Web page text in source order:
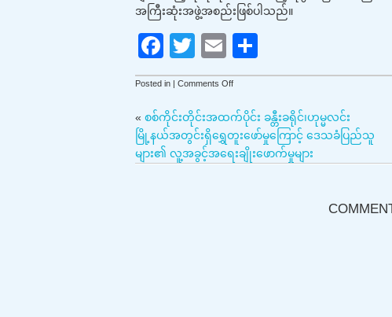
အကြီးဆုံးအဖွဲ့အစည်းဖြစ်ပါသည်။
F
a
c
e
b
o
T
wi
tt
er
E
m
ail
h
e
Posted in | Comments Offon
ပန်
ပ္
ပဏီ၏လက်ဝါးကြီးအုပ်
« စစ်ကိုင်းတိုင်းအထက်ပိုင်း ခန္တီးခရိုင်၊ဟုမ္မလင်း
မြို့နယ်အတွင်းရှိရွှေတူးဖော်မှုကြောင့် ဒေသခံပြည်သူ
များ၏ လူ့အခွင့်အရေးချိုးဖောက်မှုများ